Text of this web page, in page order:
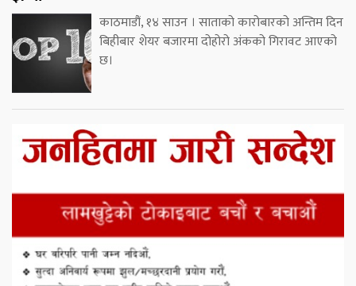
काठमाडौं, १४ साउन । साताको कारोबारको अन्तिम दिन
बिहीबार शेयर बजारमा दोहोरो अंकको गिरावट आएको
छ।